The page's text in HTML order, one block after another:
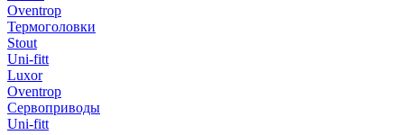
Oventrop
Термоголовки
Stout
Uni-fitt
Luxor
Oventrop
Сервоприводы
Uni-fitt